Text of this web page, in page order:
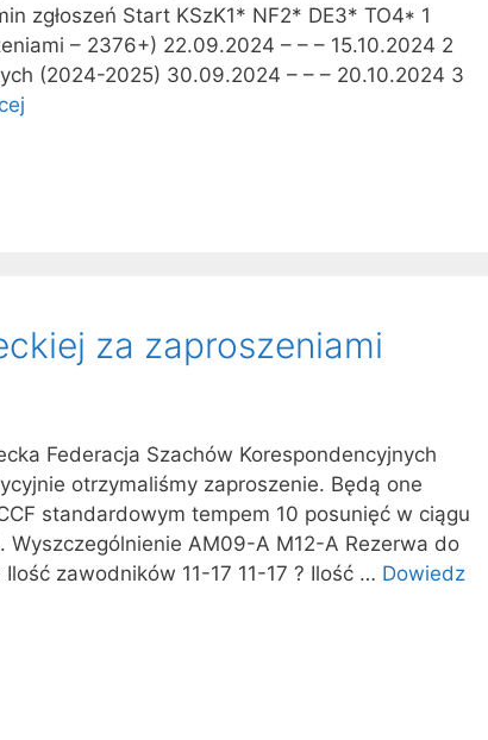
zgłoszeń Start KSzK1* NF2* DE3* TO4* 1
– 2376+) 22.09.2024 – – – 15.10.2024 2
(2024-2025) 30.09.2024 – – – 20.10.2024 3
za zaproszeniami
Federacja Szachów Korespondencyjnych
otrzymaliśmy zaproszenie. Będą one
standardowym tempem 10 posunięć w ciągu
AM09-A M12-A Rezerwa do
zawodników 11-17 11-17 ? Ilość … Dowiedz